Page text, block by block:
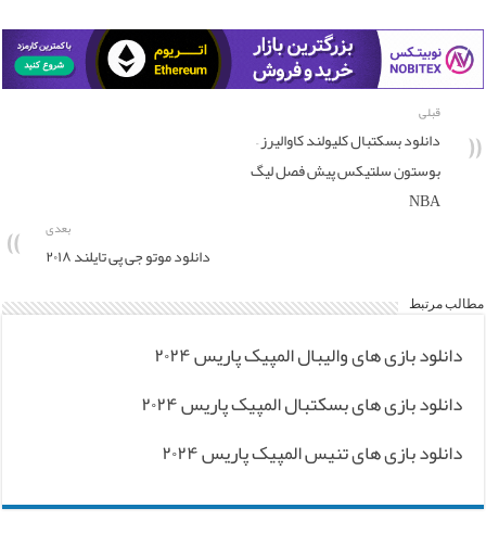
قبلی
دانلود بسکتبال کلیولند کاوالیرز –
بوستون سلتیکس پیش فصل لیگ
NBA
بعدی
دانلود موتو جی پی تایلند ۲۰۱۸
مطالب مرتبط
دانلود بازی های والیبال المپیک پاریس ۲۰۲۴
دانلود بازی های بسکتبال المپیک پاریس ۲۰۲۴
دانلود بازی های تنیس المپیک پاریس ۲۰۲۴